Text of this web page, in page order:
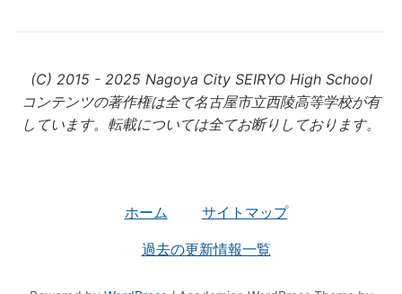
(C) 2015 - 2025 Nagoya City SEIRYO High School
コンテンツの著作権は全て名古屋市立西陵高等学校が有
しています。転載については全てお断りしております。
ホーム サイトマップ
過去の更新情報一覧